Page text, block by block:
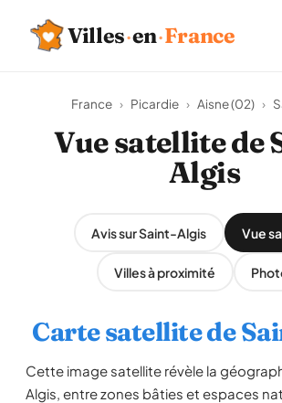
Villes·en·France
France › Picardie › Aisne (02) ›
Vue satellite de
Algis
Avis sur Saint-Algis Vue
Villes à proximité
Carte satellite de
Cette image satellite révèle la
Algis, entre zones bâties et espaces